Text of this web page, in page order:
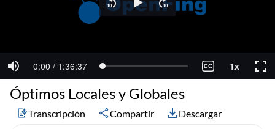
Óptimos Locales y Globales
Transcripción Compartir Descargar